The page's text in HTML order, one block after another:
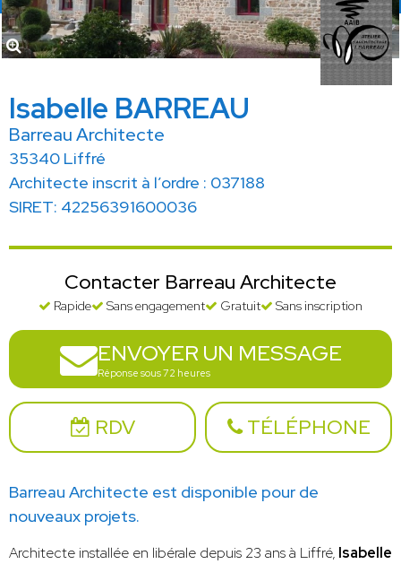
Isabelle BARREAU
Barreau Architecte
35340 Liffré
Architecte inscrit à l’ordre : 037188
SIRET: 42256391600036
Contacter Barreau Architecte
Rapide Sans engagement Gratuit Sans inscription
ENVOYER UN MESSAGE
Réponse sous 72 heures
RDV TÉLÉPHONE
Barreau Architecte est disponible pour de
nouveaux projets.
Architecte installée en libérale depuis 23 ans à Liffré, Isabelle